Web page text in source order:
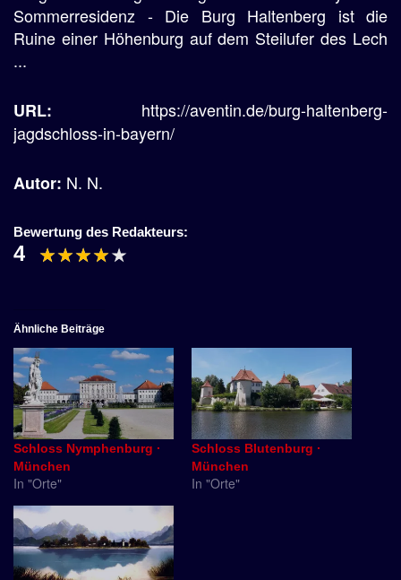
Sommerresidenz - Die Burg Haltenberg ist die
Ruine einer Höhenburg auf dem Steilufer des Lech
...
URL: https://aventin.de/burg-haltenberg-
jagdschloss-in-bayern/
Autor: N. N.
Bewertung des Redakteurs:
4
Ähnliche Beiträge
Schloss Nymphenburg ·
München
In "Orte"
Schloss Blutenburg ·
München
In "Orte"